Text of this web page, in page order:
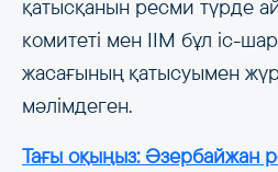
қатысқанын ресми түрде
комитеті мен ІІМ бұл іс-
жасағының қатысуымен
мәлімдеген.
Тағы оқыңыз: Әзербайжан